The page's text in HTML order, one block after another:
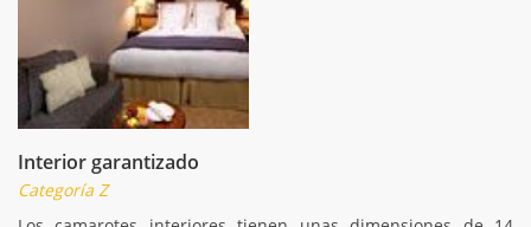
Interior garantizado
Categoría Z